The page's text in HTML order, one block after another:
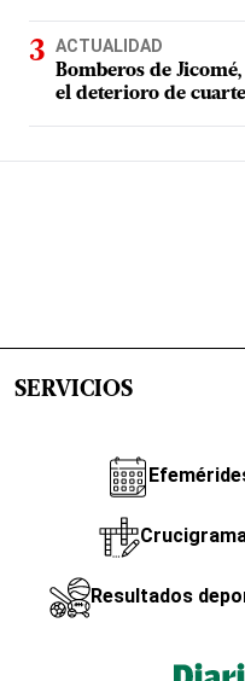
ACTUALIDAD
Bomberos de
el deterioro de
SERVICIOS
Resultados